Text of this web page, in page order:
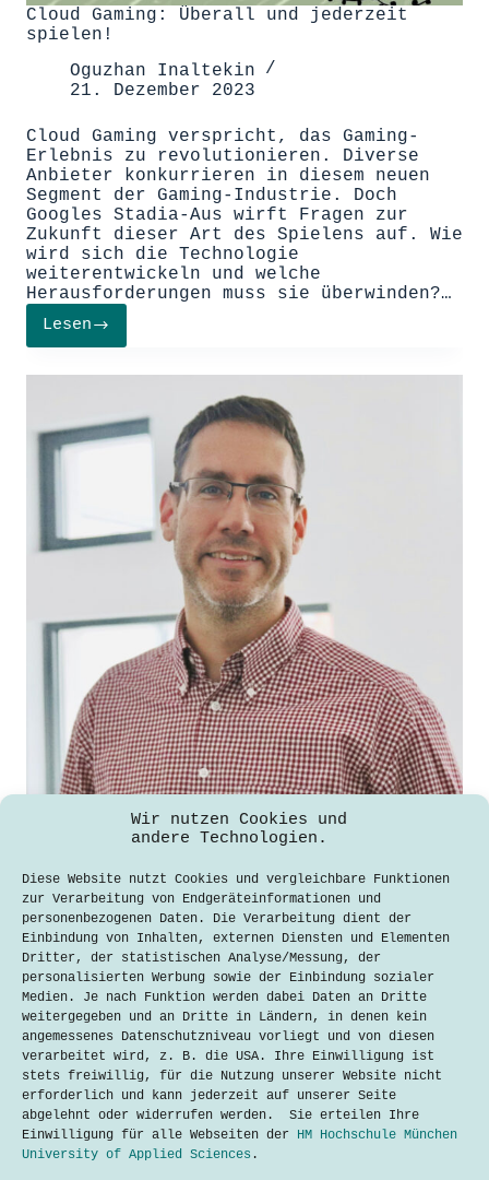
Wir nutzen Cookies und
andere Technologien.
Diese Website nutzt Cookies und vergleichbare Funktionen
zur Verarbeitung von Endgeräteinformationen und
personenbezogenen Daten. Die Verarbeitung dient der
Einbindung von Inhalten, externen Diensten und Elementen
Dritter, der statistischen Analyse/Messung, der
personalisierten Werbung sowie der Einbindung sozialer
Medien. Je nach Funktion werden dabei Daten an Dritte
weitergegeben und an Dritte in Ländern, in denen kein
angemessenes Datenschutzniveau vorliegt und von diesen
verarbeitet wird, z. B. die USA. Ihre Einwilligung ist
stets freiwillig, für die Nutzung unserer Website nicht
erforderlich und kann jederzeit auf unserer Seite
abgelehnt oder widerrufen werden. Sie erteilen Ihre
Einwilligung für alle Webseiten der HM Hochschule München
University of Applied Sciences .
Cloud Gaming: Überall und jederzeit
spielen!
Oguzhan Inaltekin
21. Dezember 2023
Cloud Gaming verspricht, das Gaming-
Erlebnis zu revolutionieren. Diverse
Anbieter konkurrieren in diesem neuen
Segment der Gaming-Industrie. Doch
Googles Stadia-Aus wirft Fragen zur
Zukunft dieser Art des Spielens auf. Wie
wird sich die Technologie
weiterentwickeln und welche
Herausforderungen muss sie überwinden?…
LesenCloud
Gaming:
spielen!
Technische Redaktion im Wandel: Grenzen,
Möglichkeiten und Prognosen zur
Technischen Kommunikation
Oguzhan Inaltekin
30. November 2023
Florian Nafz, Professor an der
Hochschule München, spricht mit den
Techtalkers über die Schnittstelle von
Künstlicher Intelligenz und Technischer
Kommunikation. Mit seiner aktuellen
Forschung im Bereich KI gestützter
Codedokumentation gewährt er uns einen
tieferen Einblick in das Thema. Was ist…
LesenTechnische